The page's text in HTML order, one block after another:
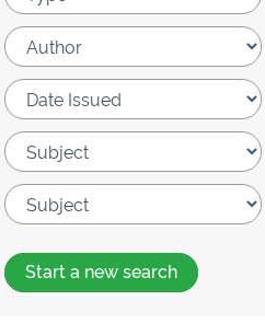
Start a new search